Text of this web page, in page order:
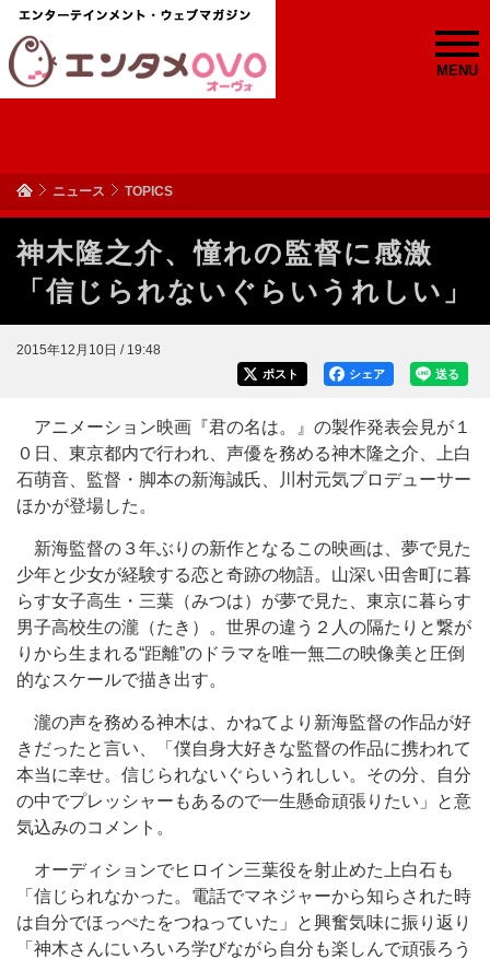
MENU
ニュース TOPICS
神木隆之介、憧れの監督に感激
「信じられないぐらいうれしい」
2015年12月10日 / 19:48
送る
シェア
ポスト
アニメーション映画『君の名は。』の製作発表会見が１
０日、東京都内で行われ、声優を務める神木隆之介、上白
石萌音、監督・脚本の新海誠氏、川村元気プロデューサー
ほかが登場した。
新海監督の３年ぶりの新作となるこの映画は、夢で見た
少年と少女が経験する恋と奇跡の物語。山深い田舎町に暮
らす女子高生・三葉（みつは）が夢で見た、東京に暮らす
男子高校生の瀧（たき）。世界の違う２人の隔たりと繋が
りから生まれる“距離”のドラマを唯一無二の映像美と圧倒
的なスケールで描き出す。
瀧の声を務める神木は、かねてより新海監督の作品が好
きだったと言い、「僕自身大好きな監督の作品に携われて
本当に幸せ。信じられないぐらいうれしい。その分、自分
の中でプレッシャーもあるので一生懸命頑張りたい」と意
気込みのコメント。
オーディションでヒロイン三葉役を射止めた上白石も
「信じられなかった。電話でマネジャーから知らされた時
は自分でほっぺたをつねっていた」と興奮気味に振り返り
「神木さんにいろいろ学びながら自分も楽しんで頑張ろう